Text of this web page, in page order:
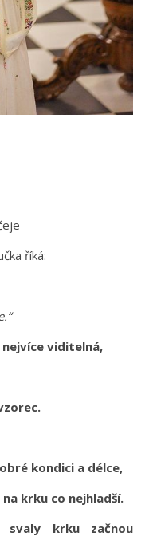
říká:
viditelná,
kondici a délce,
krku co nejhladší.
svaly krku začnou